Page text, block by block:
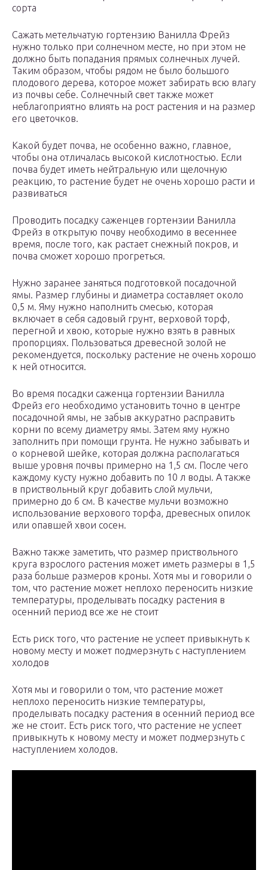
сорта
Сажать метельчатую гортензию Ванилла Фрейз
нужно только при солнечном месте, но при этом не
должно быть попадания прямых солнечных лучей.
Таким образом, чтобы рядом не было большого
плодового дерева, которое может забирать всю влагу
из почвы себе. Солнечный свет также может
неблагоприятно влиять на рост растения и на размер
его цветочков.
Какой будет почва, не особенно важно, главное,
чтобы она отличалась высокой кислотностью. Если
почва будет иметь нейтральную или щелочную
реакцию, то растение будет не очень хорошо расти и
развиваться
Проводить посадку саженцев гортензии Ванилла
Фрейз в открытую почву необходимо в весеннее
время, после того, как растает снежный покров, и
почва сможет хорошо прогреться.
Нужно заранее заняться подготовкой посадочной
ямы. Размер глубины и диаметра составляет около
0,5 м. Яму нужно наполнить смесью, которая
включает в себя садовый грунт, верховой торф,
перегной и хвою, которые нужно взять в равных
пропорциях. Пользоваться древесной золой не
рекомендуется, поскольку растение не очень хорошо
к ней относится.
Во время посадки саженца гортензии Ванилла
Фрейз его необходимо установить точно в центре
посадочной ямы, не забыв аккуратно расправить
корни по всему диаметру ямы. Затем яму нужно
заполнить при помощи грунта. Не нужно забывать и
о корневой шейке, которая должна располагаться
выше уровня почвы примерно на 1,5 см. После чего
каждому кусту нужно добавить по 10 л воды. А также
в приствольный круг добавить слой мульчи,
примерно до 6 см. В качестве мульчи возможно
использование верхового торфа, древесных опилок
или опавшей хвои сосен.
Важно также заметить, что размер приствольного
круга взрослого растения может иметь размеры в 1,5
раза больше размеров кроны. Хотя мы и говорили о
том, что растение может неплохо переносить низкие
температуры, проделывать посадку растения в
осенний период все же не стоит
Есть риск того, что растение не успеет привыкнуть к
новому месту и может подмерзнуть с наступлением
холодов
Хотя мы и говорили о том, что растение может
неплохо переносить низкие температуры,
проделывать посадку растения в осенний период все
же не стоит. Есть риск того, что растение не успеет
привыкнуть к новому месту и может подмерзнуть с
наступлением холодов.